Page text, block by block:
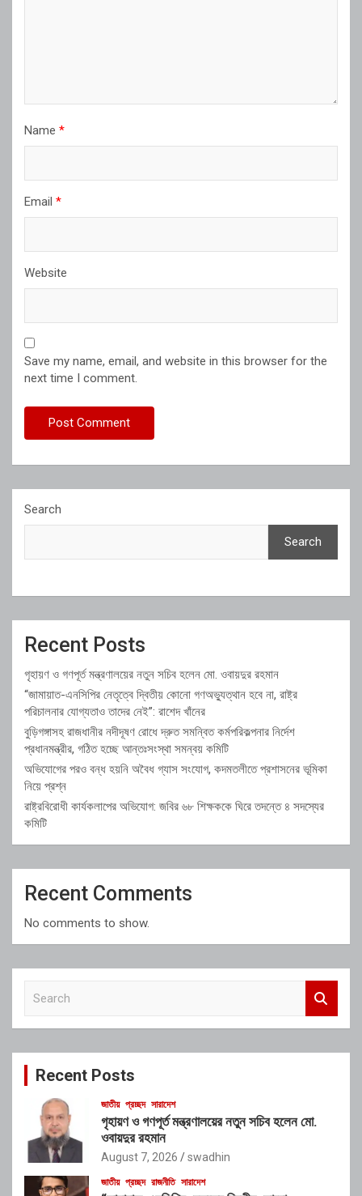
Name *
Email *
Website
Save my name, email, and website in this browser for the
next time I comment.
Search
Search
Recent Posts
গৃহায়ণ ও গণপূর্ত মন্ত্রণালয়ের নতুন সচিব হলেন মো. ওবায়দুর রহমান
“জামায়াত-এনসিপির নেতৃত্বে দ্বিতীয় কোনো গণঅভ্যুত্থান হবে না, রাষ্ট্র
পরিচালনার যোগ্যতাও তাদের নেই”: রাশেদ খাঁনের
বুড়িগঙ্গাসহ রাজধানীর নদীদূষণ রোধে দ্রুত সমন্বিত কর্মপরিকল্পনার নির্দেশ
প্রধানমন্ত্রীর, গঠিত হচ্ছে আন্তঃসংস্থা সমন্বয় কমিটি
অভিযোগের পরও বন্ধ হয়নি অবৈধ গ্যাস সংযোগ, কদমতলীতে প্রশাসনের ভূমিকা
নিয়ে প্রশ্ন
রাষ্ট্রবিরোধী কার্যকলাপের অভিযোগ: জবির ৬৮ শিক্ষককে ঘিরে তদন্তে ৪ সদস্যের
কমিটি
Recent Comments
No comments to show.
c
Recent Posts
জাতীয় প্রচ্ছদ সারাদেশ
গৃহায়ণ ও গণপূর্ত মন্ত্রণালয়ের নতুন সচিব হলেন মো.
ওবায়দুর রহমান
August 7, 2026 swadhin
জাতীয় প্রচ্ছদ রাজনীতি সারাদেশ